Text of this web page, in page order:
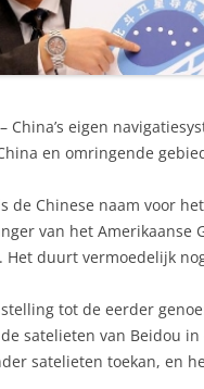
– China’s eigen
en omringende
de Chinese naam voor
van het Amerikaanse
. Het duurt vermoedelijk
tot de eerder
satelieten van Beidou
satelieten toekan, en